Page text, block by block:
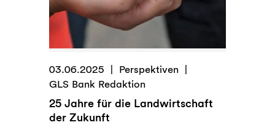
03.06.2025
Perspektiven
GLS Bank Redaktion
25 Jahre für die Landwirtschaft
der Zukunft